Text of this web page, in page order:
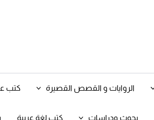
الروايات و القصص القصيرة كتب
بحوث ودراسات كتب لغة عربية